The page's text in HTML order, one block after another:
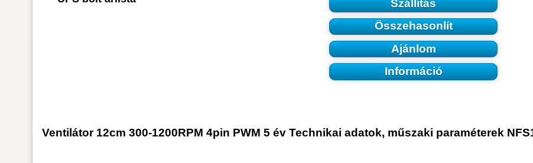
Szállítás
Összehasonlít
Ajánlom
Információ
Ventilátor 12cm 300-1200RPM 4pin PWM 5 év Technikai adatok, műszaki paraméterek